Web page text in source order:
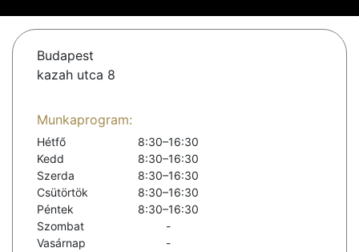
Budapest
kazah utca 8
Munkaprogram:
Hétfő
8:30–16:30
Kedd
8:30–16:30
Szerda
8:30–16:30
Csütörtök
8:30–16:30
Péntek
8:30–16:30
Szombat
-
Vasárnap
-